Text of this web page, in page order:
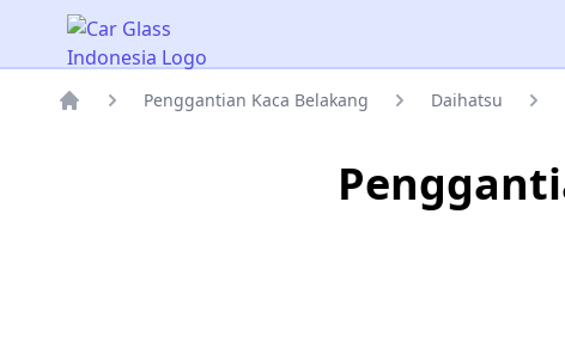
Car Glass Indonesia
Penggantian Kaca Belakang Daihatsu